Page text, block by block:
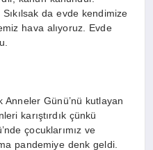
da evde kendimize
hava alıyoruz. Evde
Anneler Günü’nü kutlayan
karıştırdık çünkü
çocuklarımız ve
pandemiye denk geldi.